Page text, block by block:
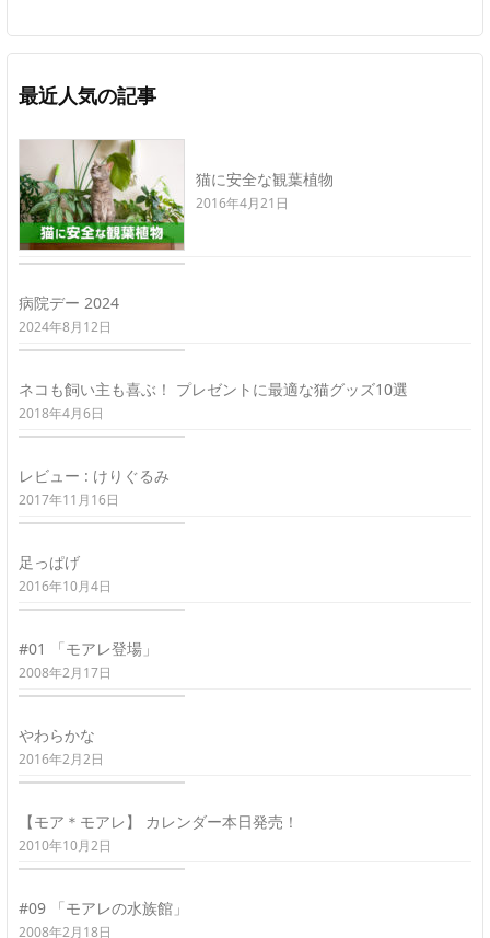
最近人気の記事
猫に安全な観葉植物
2016年4月21日
病院デー 2024
2024年8月12日
ネコも飼い主も喜ぶ！ プレゼントに最適な猫グッズ10選
2018年4月6日
レビュー : けりぐるみ
2017年11月16日
足っぱげ
2016年10月4日
#01 「モアレ登場」
2008年2月17日
やわらかな
2016年2月2日
【モア＊モアレ】 カレンダー本日発売！
2010年10月2日
#09 「モアレの水族館」
2008年2月18日